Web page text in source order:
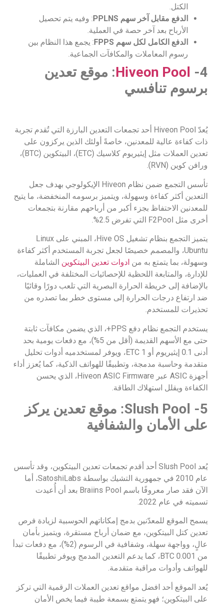
الكتل.
الدفع مقابل آخر سهم PPLNS
: وفيه يتم تحصيل
الأرباح بعد آخر حصة في العملية.
الدفع الكامل لكل سهم FPPS
: يجمع هذا النظام بين
رسوم المعاملات والمكافآت الجماعية.
4-
Hiveon Pool: موقع تعدين
برسوم تنافسي
يُعدّ Hiveon Pool أحد تجمعات التعدين البارزة التي تُقدم تجربة
ذات كفاءة عالية للمعدنين، خاصةً أولئك الذين يركزون على
تعدين العملات مثل إيثيريوم كلاسيك (ETC)، البيتكوين (BTC)،
ورافن كوين (RVN).
تأسس التجمع ضمن نظام Hiveon الإيكولوجي بهدف جعل
التعدين أكثر كفاءة وسهولة، ويتميز برسومه المنخفضة، ما يتيح
للمعدنين الاحتفاظ بجزء أكبر من أرباحهم مقارنة بتجمعات
أخرى مثل F2Pool التي تفرض 2.5%.
يتميز التجمع بنظام تشغيل Hive OS، المبني على Linux
Ubuntu، والمصمم خصيصًا لجعل تجربة المستخدم أكثر كفاءة
وسهولة، بما يتمتع به من ادوات تعدين البيتكوين الشاملة
للإدارة، والمتابعة اللحظية للإحصائيات المختلفة في العمليات،
بالإضافة إلى خريطة الحرارة البصرية التي تلعب دورًا وقائيًا
ضد ارتفاع درجات الحرارة إلى مستوى خطر بما تصدره من
تحذيرات للمستخدم.
يستخدم التجمع نظام دفع PPS+، الذي يضمن مكافآت ثابتة
حتى مع الأسهم القديمة (أقل من 5%)، مع دفعات يومية بحد
أدنى 0.1 إيثيريوم أو 1 ETC، ويوفر لمستخدميه أدوات تحليل
متقدمة وحاسبة مدمجة، وتطبيقًا للهواتف الذكية، كما يُعزز أداء
أجهزة ASIC عبر Hiveon ASIC Firmware، الذي يحسن
الكفاءة ويقلل استهلاك الطاقة.
5- Slush Pool: موقع تعدين يركز
على الأمان والشفافية
يُعد Slush Pool أحد أقدم تجمعات تعدين البيتكوين، وقد تأسس
عام 2010 في جمهورية التشيك بواسطة SatoshiLabs، أما
الآن فقد صار معروفًا باسم Braiins Pool بعد أن أُعيدت
تسميته في عام 2022.
يسمح الموقع للمعدّنين بدمج إمكاناتهم الحوسبية لزيادة فرص
تعدين كتل البيتكوين، مع ضمان أرباح مستقرة، ويتميز بأمان
عالٍ، وواجهة سهلة، وشفافية في الرسوم (2%)، مع دفعات تبدأ
من 0.001 BTC، كما يدعم التعدين المدمج ويوفر تطبيقًا
للهواتف وأدوات مراقبة متقدمة.
يُعد الموقع أحد افضل مواقع تعدين العملات الرقمية التي تركز
على البيتكوين؛ فهو يتمتع بسمعة طيبة فيما يخص الأمان